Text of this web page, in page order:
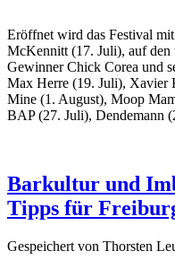
Eröffnet wird das Festival
McKennitt (17. Juli), auf den
Gewinner Chick Corea und
Max Herre (19. Juli), Xavier
Mine (1. August), Moop
BAP (27. Juli), Dendemann
Barkultur und
Tipps für
Gespeichert von Thorsten